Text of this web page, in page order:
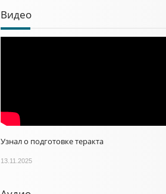
Видео
Узнал о подготовке теракта
13.11.2025